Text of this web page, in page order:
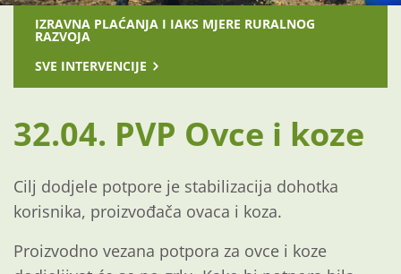
IZRAVNA PLAĆANJA I IAKS MJERE RURALNOG
RAZVOJA
SVE INTERVENCIJE
32.04. PVP Ovce i koze
Cilj dodjele potpore je stabilizacija dohotka
korisnika, proizvođača ovaca i koza.
Proizvodno vezana potpora za ovce i koze